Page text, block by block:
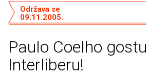
Paulo Coelho
Interliberu!
Održava se
09.11.2005.